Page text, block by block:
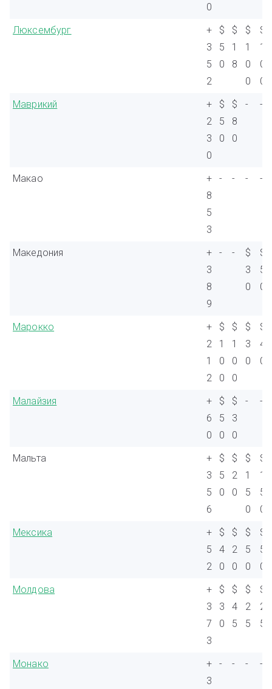
0
Люксембург
+
3
5
2
$
5
0
$
1
8
$
1
0
0
$
1
0
0
Маврикий
+
2
3
0
$
5
0
$
8
0
- -
Макао
+
8
5
3
- - - -
Македония
+
3
8
9
- -
$
3
0
$
5
0
Марокко
+
2
1
2
$
1
0
0
$
1
0
0
$
3
0
$
4
0
Малайзия
+
6
0
$
5
0
$
3
0
- -
Мальта
+
3
5
6
$
5
0
$
2
0
$
1
5
0
$
1
5
0
Мексика
+
5
2
$
4
0
$
2
0
$
5
0
$
5
0
Молдова
+
3
7
3
$
3
0
$
4
5
$
2
5
$
2
5
Монако
+
3
- - - -